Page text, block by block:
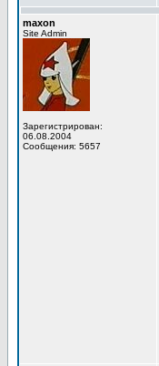
maxon
Site Admin
Зарегистрирован:
06.08.2004
Сообщения: 5657